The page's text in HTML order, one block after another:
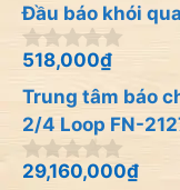
5
g
o
à
5
Đầu báo khói
0
g
o
à
i
5
518,000₫
Trung tâm báo
2/4 Loop FN-
0
29,160,000₫